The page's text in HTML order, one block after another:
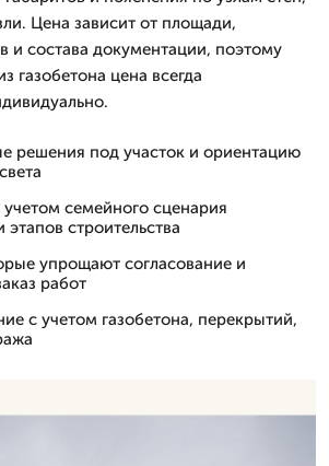
Цена зависит от площади,
и состава документации, поэтому
газобетона цена всегда
решения под участок и ориентацию
семейного сценария
строительства
упрощают согласование и
работ
с учетом газобетона, перекрытий,